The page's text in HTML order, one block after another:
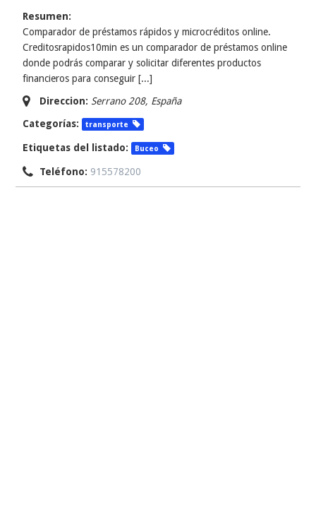
Resumen:
Comparador de préstamos rápidos y microcréditos online.
Creditosrapidos10min es un comparador de préstamos online
donde podrás comparar y solicitar diferentes productos
financieros para conseguir [...]
Direccion: Serrano 208, España
Categorías:
transporte
Etiquetas del listado: Buceo
Teléfono: 915578200